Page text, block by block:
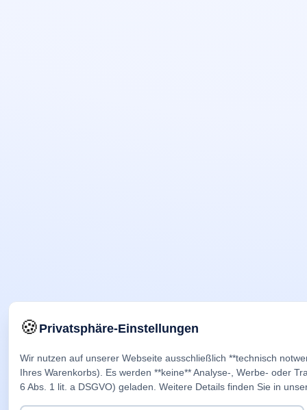
🍪Privatsphäre-Einstellungen
Wir nutzen auf unserer Webseite ausschließlich **technisch
Ihres Warenkorbs). Es werden **keine** Analyse-, Werbe- oder
6 Abs. 1 lit. a DSGVO) geladen. Weitere Details finden Sie in